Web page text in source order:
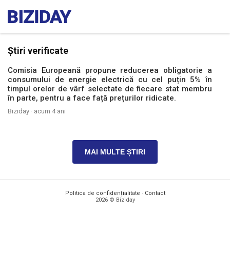
Știri verificate
Comisia Europeană propune reducerea obligatorie a
consumului de energie electrică cu cel puțin 5% în
timpul orelor de vârf selectate de fiecare stat membru
în parte, pentru a face față prețurilor ridicate.
Biziday · acum 4 ani
MAI MULTE ȘTIRI
Politica de confidențialitate · Contact
2026 © Biziday